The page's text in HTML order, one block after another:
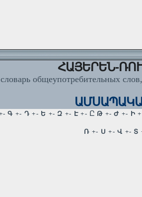
ՀԱՅԵՐԵՆ-
словарь общеупотребительных